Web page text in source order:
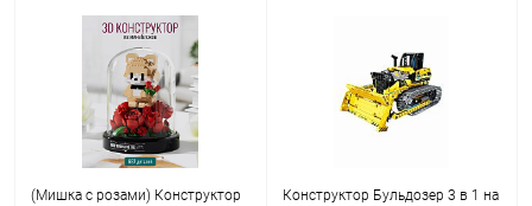
(Мишка с розами) Конструктор
Конструктор Бульдозер 3 в 1 на